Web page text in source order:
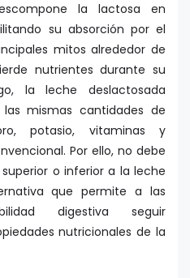
la lactosa en
su absorción por el
mitos alrededor de
nutrientes durante su
la leche deslactosada
mismas cantidades de
potasio, vitaminas y
Por ello, no debe
o inferior a la leche
que permite a las
digestiva seguir
nutricionales de la